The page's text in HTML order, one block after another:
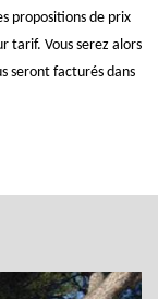
propositions de prix
tarif. Vous serez alors
seront facturés dans